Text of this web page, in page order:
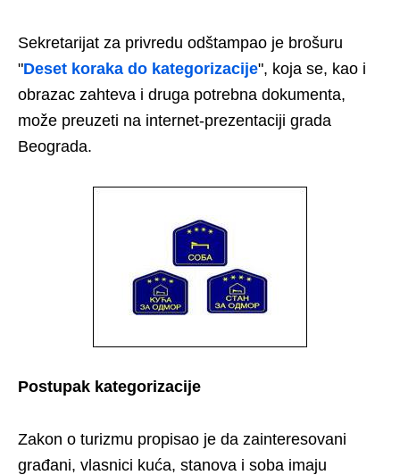
Sekretarijat za privredu odštampao je brošuru
"Deset koraka do kategorizacije", koja se, kao i
obrazac zahteva i druga potrebna dokumenta,
može preuzeti na internet-prezentaciji grada
Beograda.
Postupak kategorizacije
Zakon o turizmu propisao je da zainteresovani
građani, vlasnici kuća, stanova i soba imaju